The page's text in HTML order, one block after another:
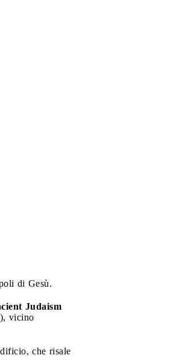
di Gesù.
Judaism
vicino
che risale